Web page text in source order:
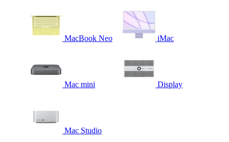
MacBook Neo iMac
Mac mini Display
Mac Studio